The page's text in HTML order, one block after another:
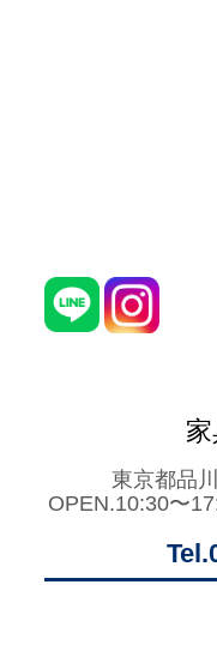
東京都品
OPEN.10:30〜